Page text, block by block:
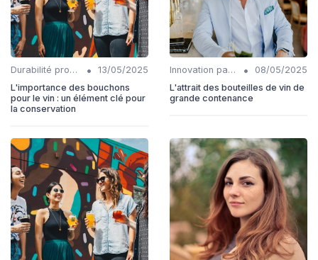
Durabilité production •
13/05/2025
L'importance des bouchons
pour le vin : un élément clé pour
la conservation
Innovation packaging •
08/05/2025
L'attrait des bouteilles de vin de
grande contenance